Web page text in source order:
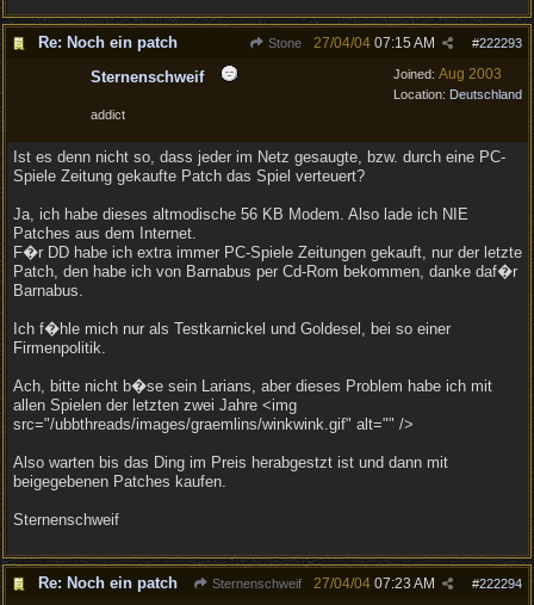
Re: Noch ein patch Stone #222293
27/04/04 07:15 AM
Joined: Aug 2003
Location: Deutschland
Sternenschweif
addict
Ist es denn nicht so, dass jeder im Netz gesaugte, bzw. durch eine PC-
Spiele Zeitung gekaufte Patch das Spiel verteuert?
Ja, ich habe dieses altmodische 56 KB Modem. Also lade ich NIE
Patches aus dem Internet.
F�r DD habe ich extra immer PC-Spiele Zeitungen gekauft, nur der letzte
Patch, den habe ich von Barnabus per Cd-Rom bekommen, danke daf�r
Barnabus.
Ich f�hle mich nur als Testkarnickel und Goldesel, bei so einer
Firmenpolitik.
Ach, bitte nicht b�se sein Larians, aber dieses Problem habe ich mit
allen Spielen der letzten zwei Jahre <img
src="/ubbthreads/images/graemlins/winkwink.gif" alt="" />
Also warten bis das Ding im Preis herabgestzt ist und dann mit
beigegebenen Patches kaufen.
Sternenschweif
Re: Noch ein patch Sternenschweif #222294
27/04/04 07:23 AM